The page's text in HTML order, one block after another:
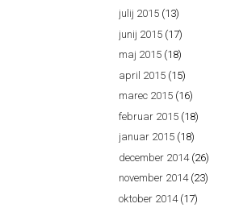
julij 2015 (13)
junij 2015 (17)
maj 2015 (18)
april 2015 (15)
marec 2015 (16)
februar 2015 (18)
januar 2015 (18)
december 2014(26)
november 2014(23)
oktober 2014(17)